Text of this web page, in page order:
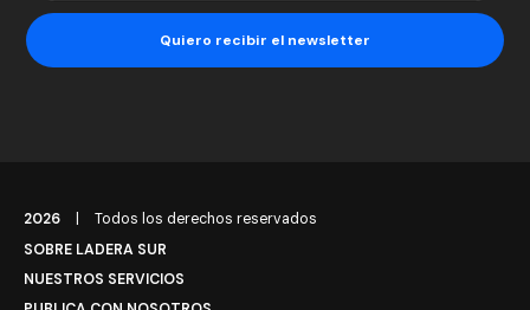
2026
Todos los derechos reservados
SOBRE LADERA SUR
NUESTROS SERVICIOS